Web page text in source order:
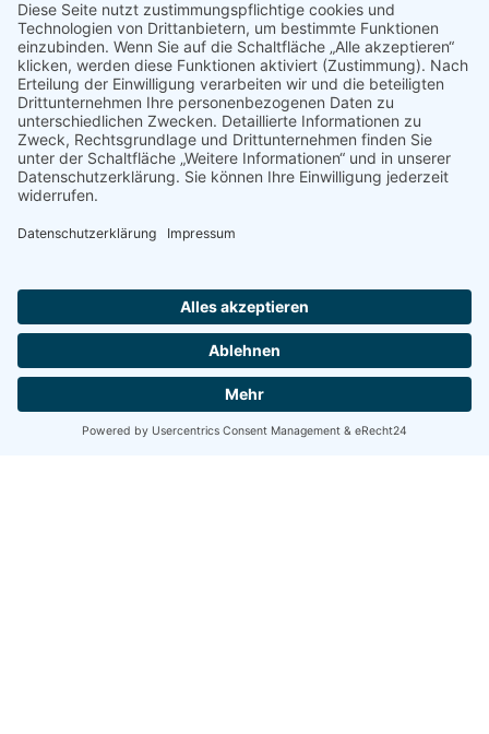
© 2022 - 2026 Dr. Christina Baum. Alle Rechte vorbehalten.